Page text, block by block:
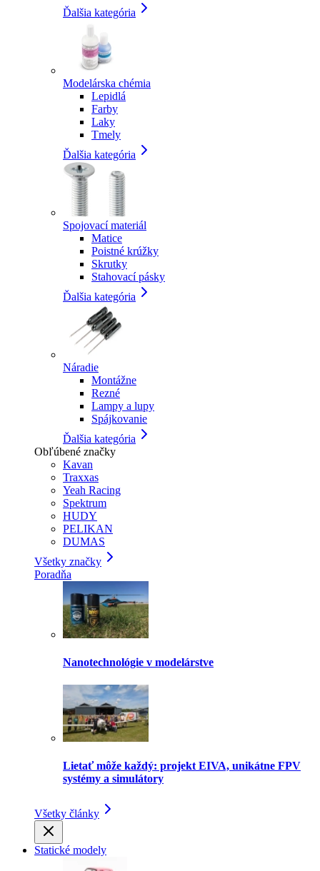
Ďalšia kategória
Modelárska chémia
Lepidlá
Farby
Laky
Tmely
Ďalšia kategória
Spojovací materiál
Matice
Poistné krúžky
Skrutky
Stahovací pásky
Ďalšia kategória
Náradie
Montážne
Rezné
Lampy a lupy
Spájkovanie
Ďalšia kategória
Obľúbené značky
Kavan
Traxxas
Yeah Racing
Spektrum
HUDY
PELIKAN
DUMAS
Všetky značky
Poradňa
Nanotechnológie v modelárstve
Lietať môže každý: projekt EIVA, unikátne FPV
systémy a simulátory
Všetky články
Statické modely